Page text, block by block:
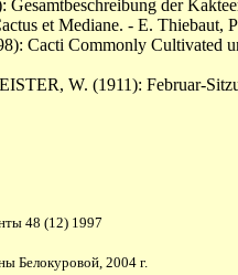
der
et Mediane. - E. Thiebaut,
Cacti Commonly Cultivated
W. (1911): Februar-
48 (12) 1997
Белокуровой, 2004 г.